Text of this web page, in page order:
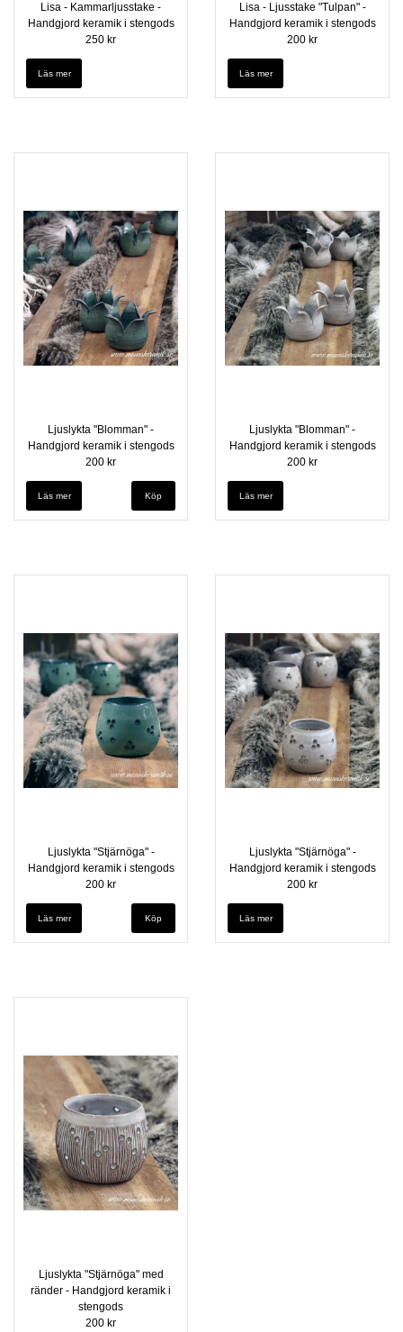
Lisa - Kammarljusstake -
Handgjord keramik i stengods
250 kr
Läs mer
Lisa - Ljusstake "Tulpan" -
Handgjord keramik i stengods
200 kr
Läs mer
Ljuslykta "Blomman" -
Handgjord keramik i stengods
200 kr
Läs mer
Ljuslykta "Blomman" -
Handgjord keramik i stengods
200 kr
Läs mer
Ljuslykta "Stjärnöga" -
Handgjord keramik i stengods
200 kr
Läs mer
Ljuslykta "Stjärnöga" -
Handgjord keramik i stengods
200 kr
Läs mer
Ljuslykta "Stjärnöga" med
ränder - Handgjord keramik i
stengods
200 kr